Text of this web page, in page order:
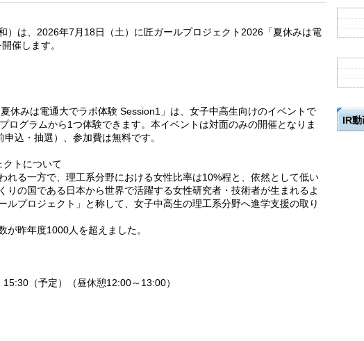
）は、2026年7月18日（土）に匠ガールプロジェクト2026「夏休みは電
催します。
休みは電通大でラボ体験 Session1」は、女子中高生向けのイベントで
ログラムから1つ体験できます。本イベントは対面のみの開催となりま
込・抽選）、参加費は無料です。
トについて
れる一方で、理工系分野における女性比率は10%程と、依然として低い
りの国である日本から世界で活躍する女性研究者・技術者が生まれるよ
ルプロジェクト」と称して、女子中高生の理工系分野へ進学支援の取り
が昨年度1000人を超えました。
（予定）（昼休憩12:00～13:00）
IR動